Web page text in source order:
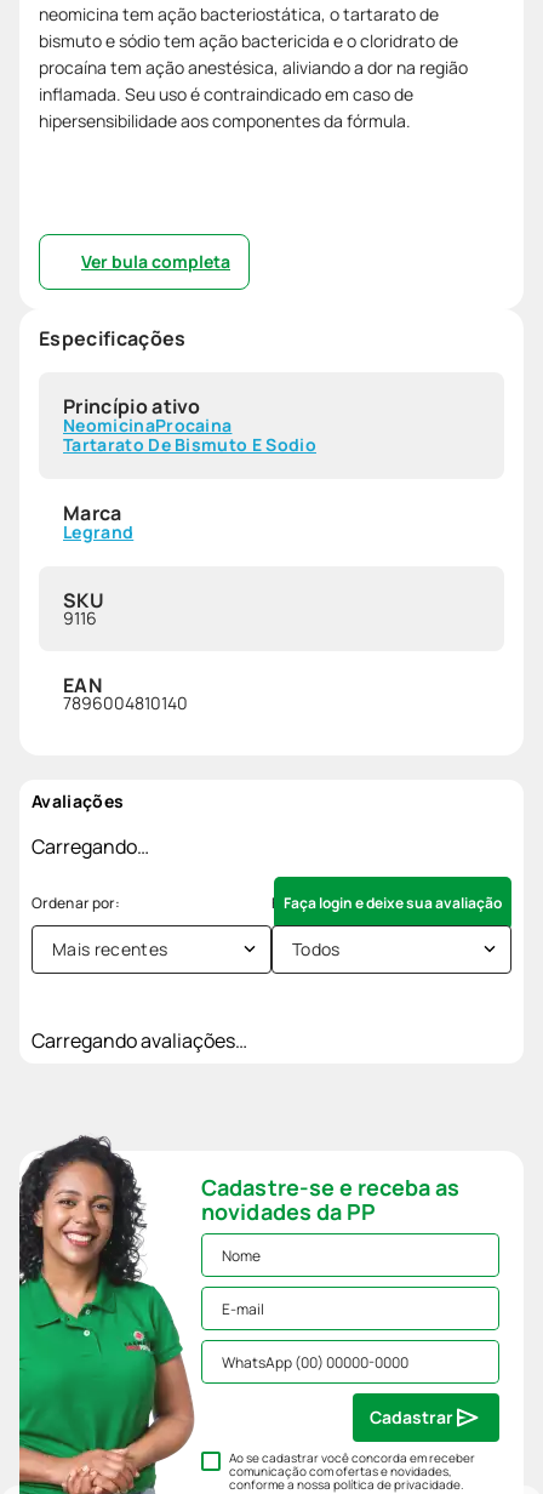
neomicina tem ação bacteriostática, o tartarato de
bismuto e sódio tem ação bactericida e o cloridrato de
procaína tem ação anestésica, aliviando a dor na região
inflamada. Seu uso é contraindicado em caso de
hipersensibilidade aos componentes da fórmula.
Ver bula completa
Especificações
Princípio ativo
NeomicinaProcaina
Tartarato De Bismuto E Sodio
Marca
Legrand
SKU
9116
EAN
7896004810140
Avaliações
Carregando…
Faça login e deixe sua avaliação
Mais recentes Todos
Carregando avaliações…
Cadastre-se e receba as
novidades da PP
Ao se cadastrar você concorda em receber
comunicação com ofertas e novidades,
conforme a nossapolítica de privacidade.
Cadastrar